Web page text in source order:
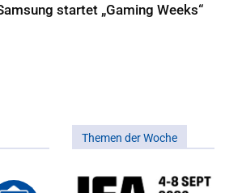
startet „Gaming Weeks“
Themen der Woche